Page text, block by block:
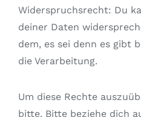
Widerspruchsrecht: Du
deiner Daten
dem, es sei denn es gibt
die Verarbeitung.
Um diese Rechte
bitte. Bitte beziehe dich